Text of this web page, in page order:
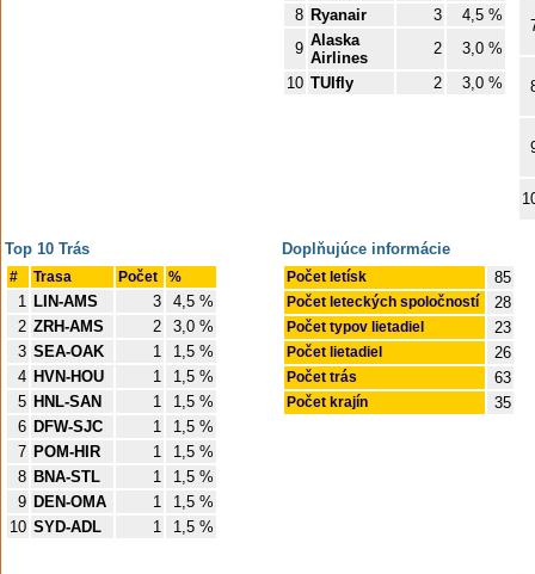
8 Ryanair 3
4,5 %
9 Alaska
Airlines
2
3,0 %
10 TUIfly 2 3,0 %
Top 10 Trás
# Trasa Počet %
1 LIN-AMS 3
4,5 %
2 ZRH-AMS 2
3,0 %
3 SEA-OAK 1
1,5 %
4 HVN-HOU 1
1,5 %
5 HNL-SAN 1
1,5 %
6 DFW-SJC 1
1,5 %
7 POM-HIR 1
1,5 %
8 BNA-STL 1
1,5 %
9 DEN-OMA 1
1,5 %
10 SYD-ADL 1 1,5 %
Doplňujúce informácie
Počet letísk 85
Počet leteckých spoločností 28
Počet typov lietadiel 23
Počet lietadiel 26
Počet trás 63
Počet krajín 35